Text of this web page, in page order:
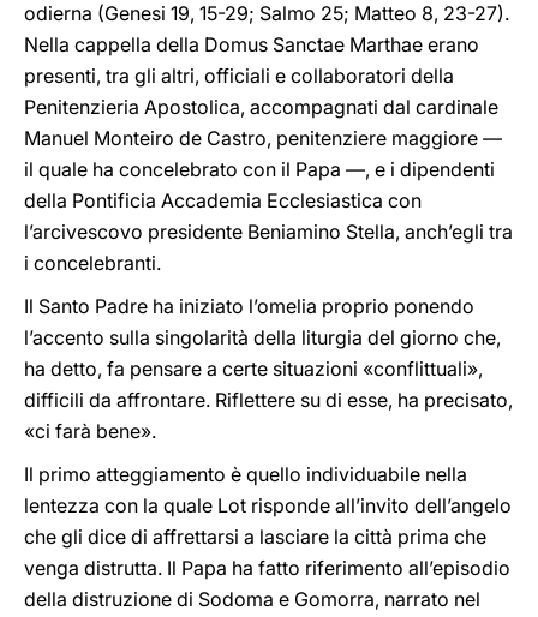
odierna (Genesi 19, 15-29; Salmo 25; Matteo 8, 23-27).
Nella cappella della Domus Sanctae Marthae erano
presenti, tra gli altri, officiali e collaboratori della
Penitenzieria Apostolica, accompagnati dal cardinale
Manuel Monteiro de Castro, penitenziere maggiore —
il quale ha concelebrato con il Papa —, e i dipendenti
della Pontificia Accademia Ecclesiastica con
l’arcivescovo presidente Beniamino Stella, anch’egli tra
i concelebranti.
Il Santo Padre ha iniziato l’omelia proprio ponendo
l’accento sulla singolarità della liturgia del giorno che,
ha detto, fa pensare a certe situazioni «conflittuali»,
difficili da affrontare. Riflettere su di esse, ha precisato,
«ci farà bene».
Il primo atteggiamento è quello individuabile nella
lentezza con la quale Lot risponde all’invito dell’angelo
che gli dice di affrettarsi a lasciare la città prima che
venga distrutta. Il Papa ha fatto riferimento all’episodio
della distruzione di Sodoma e Gomorra, narrato nel